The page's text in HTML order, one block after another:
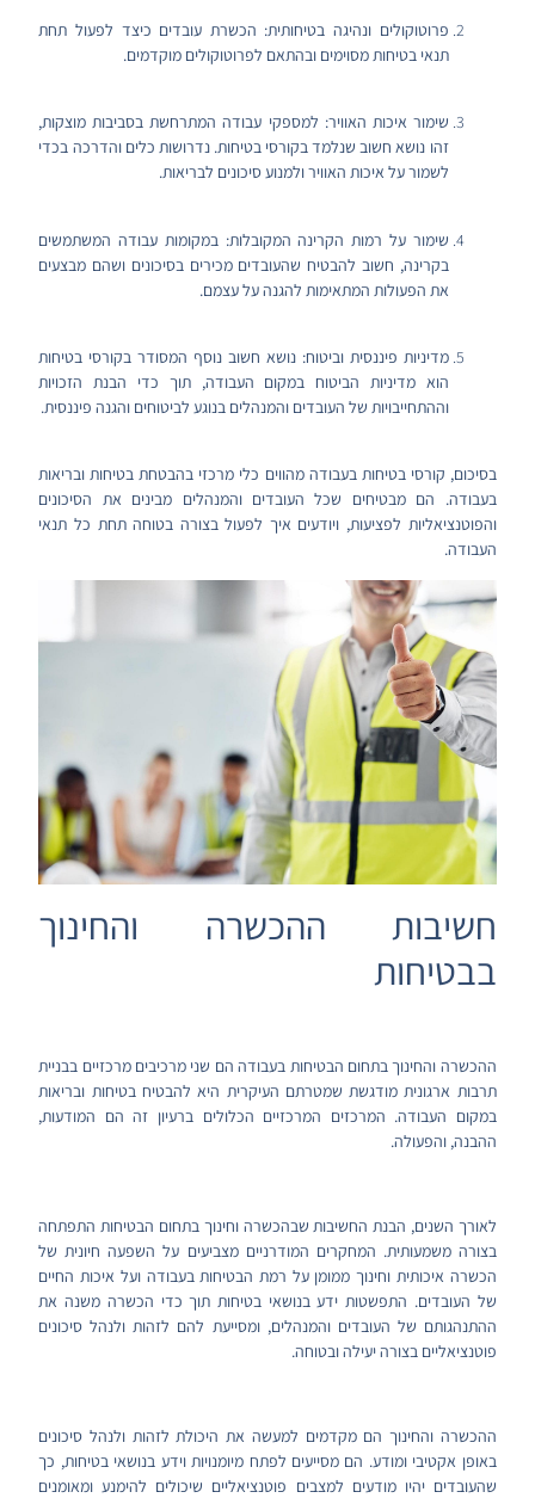
פרוטוקולים ונהיגה בטיחותית: הכשרת עובדים כיצד לפעול תחת
תנאי בטיחות מסוימים ובהתאם לפרוטוקולים מוקדמים.
שימור איכות האוויר: למספקי עבודה המתרחשת בסביבות מוצקות,
זהו נושא חשוב שנלמד בקורסי בטיחות. נדרושות כלים והדרכה בכדי
לשמור על איכות האוויר ולמנוע סיכונים לבריאות.
שימור על רמות הקרינה המקובלות: במקומות עבודה המשתמשים
בקרינה, חשוב להבטיח שהעובדים מכירים בסיכונים ושהם מבצעים
את הפעולות המתאימות להגנה על עצמם.
מדיניות פיננסית וביטוח: נושא חשוב נוסף המסודר בקורסי בטיחות
הוא מדיניות הביטוח במקום העבודה, תוך כדי הבנת הזכויות
וההתחייבויות של העובדים והמנהלים בנוגע לביטוחים והגנה פיננסית.
בסיכום, קורסי בטיחות בעבודה מהווים כלי מרכזי בהבטחת בטיחות ובריאות
בעבודה. הם מבטיחים שכל העובדים והמנהלים מבינים את הסיכונים
והפוטנציאליות לפציעות, ויודעים איך לפעול בצורה בטוחה תחת כל תנאי
העבודה.
חשיבות ההכשרה והחינוך
בבטיחות
ההכשרה והחינוך בתחום הבטיחות בעבודה הם שני מרכיבים מרכזיים בבניית
תרבות ארגונית מודגשת שמטרתם העיקרית היא להבטיח בטיחות ובריאות
במקום העבודה. המרכזים המרכזיים הכלולים ברעיון זה הם המודעות,
ההבנה, והפעולה.
לאורך השנים, הבנת החשיבות שבהכשרה וחינוך בתחום הבטיחות התפתחה
בצורה משמעותית. המחקרים המודרניים מצביעים על השפעה חיונית של
הכשרה איכותית וחינוך ממומן על רמת הבטיחות בעבודה ועל איכות החיים
של העובדים. התפשטות ידע בנושאי בטיחות תוך כדי הכשרה משנה את
ההתנהגותם של העובדים והמנהלים, ומסייעת להם לזהות ולנהל סיכונים
פוטנציאליים בצורה יעילה ובטוחה.
ההכשרה והחינוך הם מקדמים למעשה את היכולת לזהות ולנהל סיכונים
באופן אקטיבי ומודע. הם מסייעים לפתח מיומנויות וידע בנושאי בטיחות, כך
שהעובדים יהיו מודעים למצבים פוטנציאליים שיכולים להימנע ומאומנים